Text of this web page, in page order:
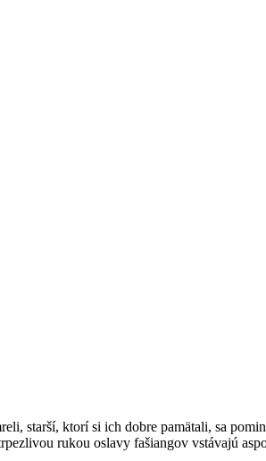
starší, ktorí si ich dobre pamätali, sa
rukou oslavy fašiangov vstávajú